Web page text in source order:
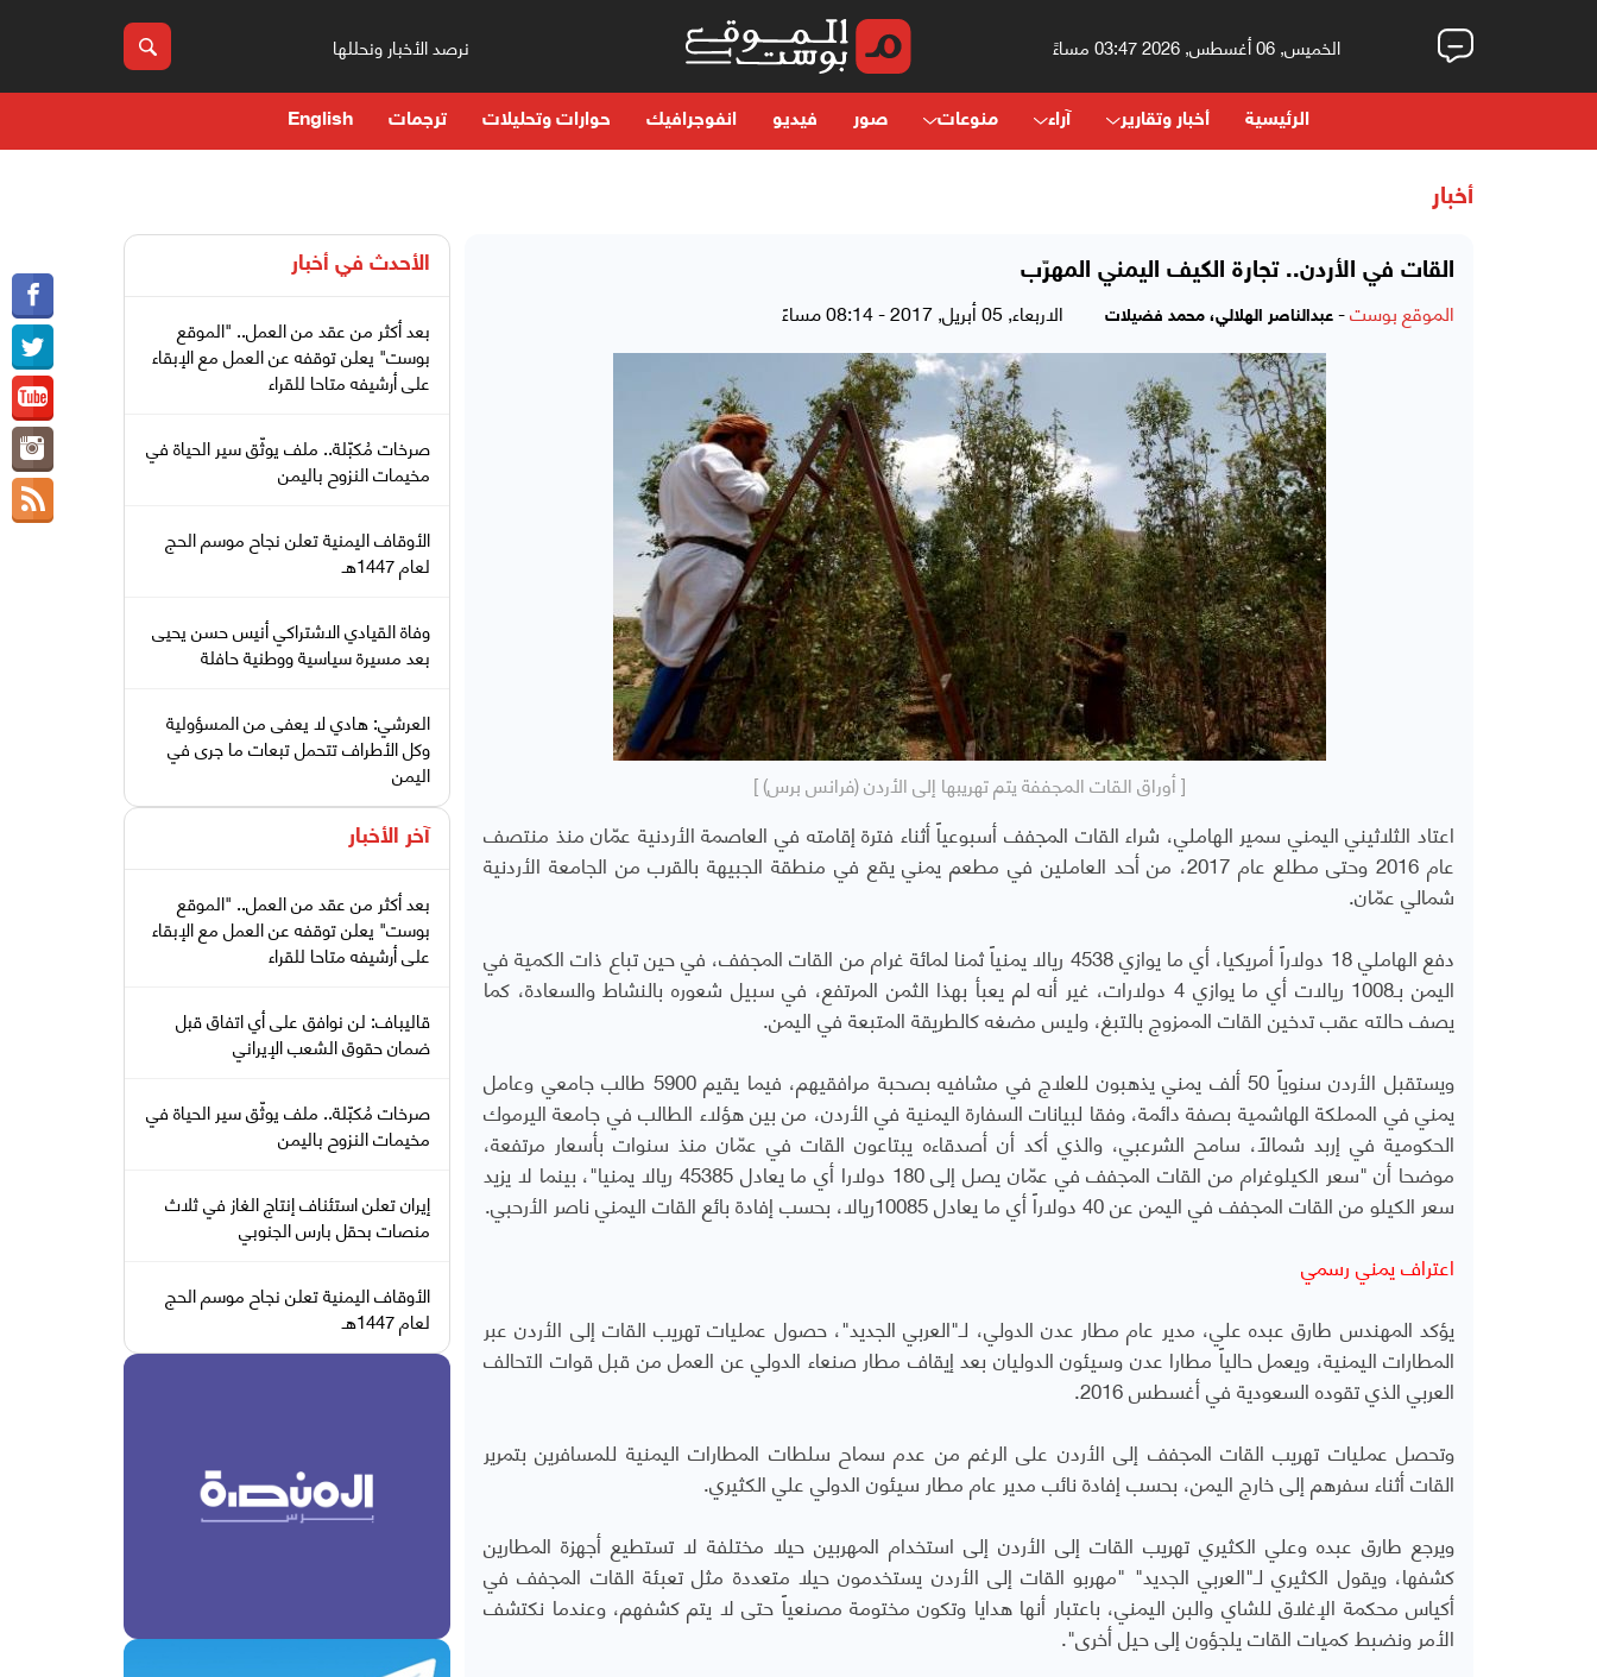
الخميس, 06 أغسطس, 2026 03:47 مساءً نرصد الأخبار ونحللها
الرئيسية أخبار وتقارير آراء منوعات صور فيديو انفوجرافيك حوارات وتحليلات ترجمات English
أخبار
القات في الأردن.. تجارة الكيف اليمني المهرّب
الموقع بوست- عبدالناصر الهلالي، محمد فضيلات الاربعاء, 05 أبريل, 2017 - 08:14 مساءً
[ أوراق القات المجففة يتم تهريبها إلى الأردن (فرانس برس) ]
اعتاد الثلاثيني اليمني سمير الهاملي، شراء القات المجفف أسبوعياً أثناء فترة إقامته في العاصمة الأردنية عمّان منذ منتصف
عام 2016 وحتى مطلع عام 2017، من أحد العاملين في مطعم يمني يقع في منطقة الجبيهة بالقرب من الجامعة الأردنية
شمالي عمّان.
دفع الهاملي 18 دولاراً أمريكيا، أي ما يوازي 4538 ريالا يمنياً ثمنا لمائة غرام من القات المجفف، في حين تباع ذات الكمية في
اليمن بـ1008 ريالات أي ما يوازي 4 دولارات، غير أنه لم يعبأ بهذا الثمن المرتفع، في سبيل شعوره بالنشاط والسعادة، كما
يصف حالته عقب تدخين القات الممزوج بالتبغ، وليس مضغه كالطريقة المتبعة في اليمن.
ويستقبل الأردن سنوياً 50 ألف يمني يذهبون للعلاج في مشافيه بصحبة مرافقيهم، فيما يقيم 5900 طالب جامعي وعامل
يمني في المملكة الهاشمية بصفة دائمة، وفقا لبيانات السفارة اليمنية في الأردن، من بين هؤلاء الطالب في جامعة اليرموك
الحكومية في إربد شمالاً، سامح الشرعبي، والذي أكد أن أصدقاءه يبتاعون القات في عمّان منذ سنوات بأسعار مرتفعة،
موضحا أن "سعر الكيلوغرام من القات المجفف في عمّان يصل إلى 180 دولارا أي ما يعادل 45385 ريالا يمنيا"، بينما لا يزيد
سعر الكيلو من القات المجفف في اليمن عن 40 دولاراً أي ما يعادل 10085ريالا، بحسب إفادة بائع القات اليمني ناصر الأرحبي.
اعتراف يمني رسمي
يؤكد المهندس طارق عبده علي، مدير عام مطار عدن الدولي، لـ"العربي الجديد"، حصول عمليات تهريب القات إلى الأردن عبر
المطارات اليمنية، ويعمل حالياً مطارا عدن وسيئون الدوليان بعد إيقاف مطار صنعاء الدولي عن العمل من قبل قوات التحالف
العربي الذي تقوده السعودية في أغسطس 2016.
وتحصل عمليات تهريب القات المجفف إلى الأردن على الرغم من عدم سماح سلطات المطارات اليمنية للمسافرين بتمرير
القات أثناء سفرهم إلى خارج اليمن، بحسب إفادة نائب مدير عام مطار سيئون الدولي علي الكثيري.
ويرجع طارق عبده وعلي الكثيري تهريب القات إلى الأردن إلى استخدام المهربين حيلا مختلفة لا تستطيع أجهزة المطارين
كشفها، ويقول الكثيري لـ"العربي الجديد" "مهربو القات إلى الأردن يستخدمون حيلا متعددة مثل تعبئة القات المجفف في
أكياس محكمة الإغلاق للشاي والبن اليمني، باعتبار أنها هدايا وتكون مختومة مصنعياً حتى لا يتم كشفهم، وعندما نكتشف
الأمر ونضبط كميات القات يلجؤون إلى حيل أخرى".
الأحدث في أخبار
بعد أكثر من عقد من العمل.. "الموقع
بوست" يعلن توقفه عن العمل مع الإبقاء
على أرشيفه متاحا للقراء
صرخات مُكبّلة.. ملف يوثّق سير الحياة في
مخيمات النزوح باليمن
الأوقاف اليمنية تعلن نجاح موسم الحج
لعام 1447هـ
وفاة القيادي الاشتراكي أنيس حسن يحيى
بعد مسيرة سياسية ووطنية حافلة
العرشي: هادي لا يعفى من المسؤولية
وكل الأطراف تتحمل تبعات ما جرى في
اليمن
آخر الأخبار
بعد أكثر من عقد من العمل.. "الموقع
بوست" يعلن توقفه عن العمل مع الإبقاء
على أرشيفه متاحا للقراء
قاليباف: لن نوافق على أي اتفاق قبل
ضمان حقوق الشعب الإيراني
صرخات مُكبّلة.. ملف يوثّق سير الحياة في
مخيمات النزوح باليمن
إيران تعلن استئناف إنتاج الغاز في ثلاث
منصات بحقل بارس الجنوبي
الأوقاف اليمنية تعلن نجاح موسم الحج
لعام 1447هـ